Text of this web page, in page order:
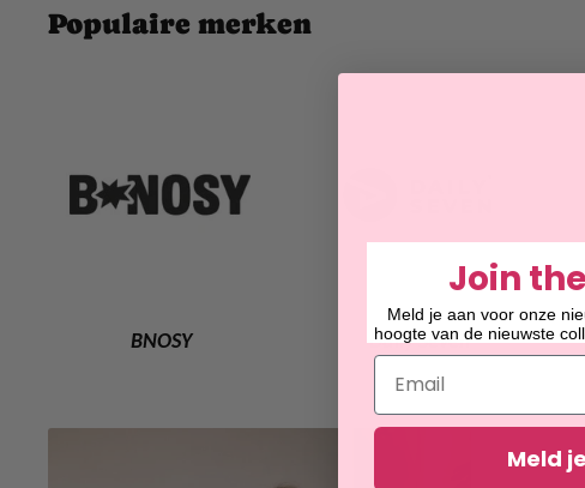
Populaire merken
BNOSY Daily Seven
Join
Meld je aan voor onze
hoogte van de nieuwste
Email
Meld